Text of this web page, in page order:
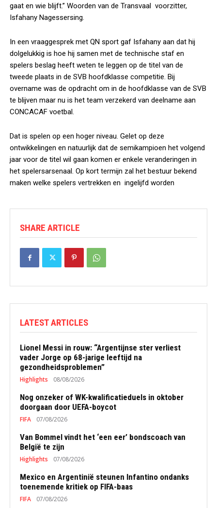
gaat en wie blijft.” Woorden van de Transvaal voorzitter,
Isfahany Nagessersing.
In een vraaggesprek met QN sport gaf Isfahany aan dat hij
dolgelukkig is hoe hij samen met de technische staf en
spelers beslag heeft weten te leggen op de titel van de
tweede plaats in de SVB hoofdklasse competitie. Bij
overname was de opdracht om in de hoofdklasse van de SVB
te blijven maar nu is het team verzekerd van deelname aan
CONCACAF voetbal.
Dat is spelen op een hoger niveau. Gelet op deze
ontwikkelingen en natuurlijk dat de semikampioen het volgend
jaar voor de titel wil gaan komen er enkele veranderingen in
het spelersarsenaal. Op kort termijn zal het bestuur bekend
maken welke spelers vertrekken en ingelijfd worden
SHARE ARTICLE
LATEST ARTICLES
Lionel Messi in rouw: “Argentijnse ster verliest
vader Jorge op 68-jarige leeftijd na
gezondheidsproblemen”
Highlights 08/08/2026
Nog onzeker of WK-kwalificatieduels in oktober
doorgaan door UEFA-boycot
FIFA 07/08/2026
Van Bommel vindt het ‘een eer’ bondscoach van
België te zijn
Highlights 07/08/2026
Mexico en Argentinië steunen Infantino ondanks
toenemende kritiek op FIFA-baas
FIFA 07/08/2026